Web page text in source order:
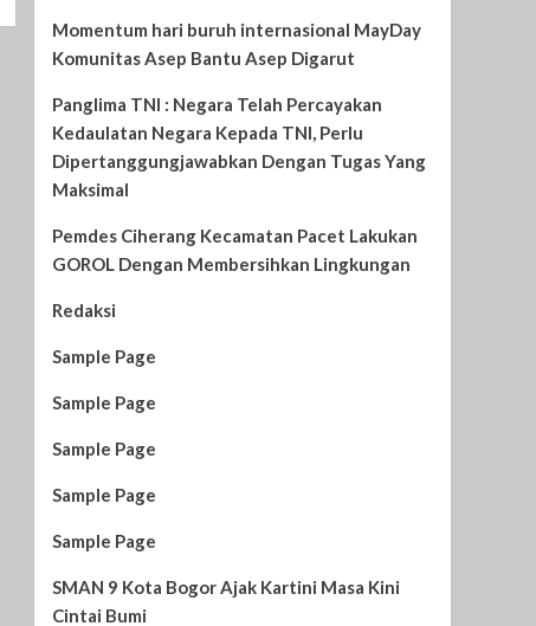
Momentum hari buruh internasional MayDay
Komunitas Asep Bantu Asep Digarut
Panglima TNI : Negara Telah Percayakan
Kedaulatan Negara Kepada TNI, Perlu
Dipertanggungjawabkan Dengan Tugas Yang
Maksimal
Pemdes Ciherang Kecamatan Pacet Lakukan
GOROL Dengan Membersihkan Lingkungan
Redaksi
Sample Page
Sample Page
Sample Page
Sample Page
Sample Page
SMAN 9 Kota Bogor Ajak Kartini Masa Kini
Cintai Bumi